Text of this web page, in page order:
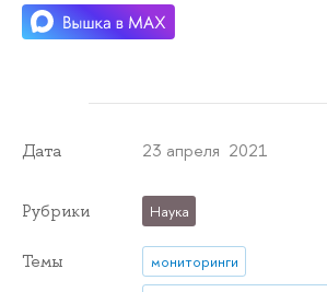
Дата 23 апреля 2021
Рубрики Наука
Темы
мониторинги